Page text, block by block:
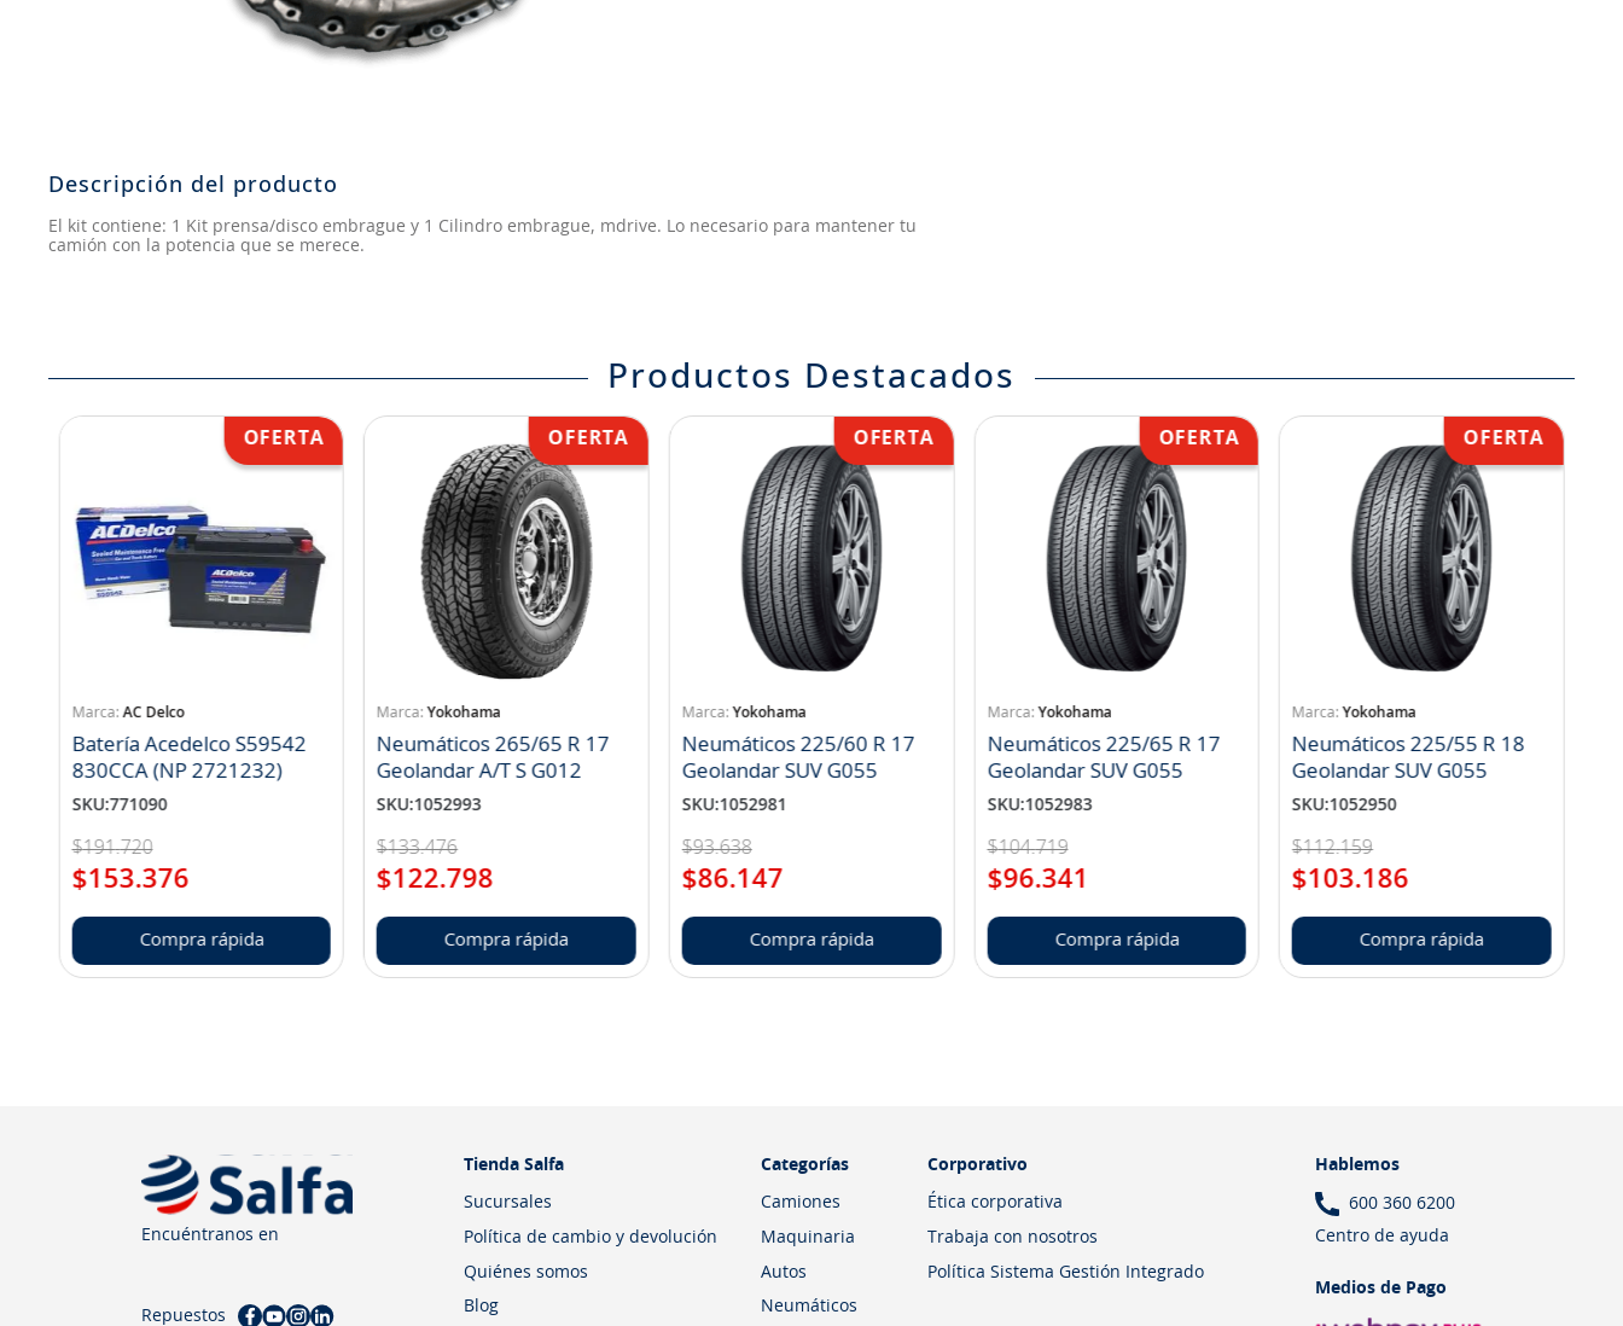
Descripción del producto
El kit contiene: 1 Kit prensa/disco embrague y 1 Cilindro embrague, mdrive. Lo necesario para mantener tu
camión con la potencia que se merece.
Productos Destacados
AC Delco
Batería Acedelco S59542
830CCA (NP 2721232)
SKU:771090
$191.720
$153.376
Compra rápida
Yokohama
Neumáticos 265/65 R 17
Geolandar A/T S G012
SKU:1052993
$133.476
$122.798
Compra rápida
Yokohama
Neumáticos 225/60 R 17
Geolandar SUV G055
SKU:1052981
$93.638
$86.147
Compra rápida
Yokohama
Neumáticos 225/65 R 17
Geolandar SUV G055
SKU:1052983
$104.719
$96.341
Compra rápida
Yokohama
Neumáticos 225/55 R 18
Geolandar SUV G055
SKU:1052950
$112.159
$103.186
Compra rápida
Encuéntranos en
Repuestos
Tienda Salfa
Sucursales
Política de cambio y devolución
Quiénes somos
Blog
Categorías
Camiones
Maquinaria
Autos
Neumáticos
Corporativo
Ética corporativa
Trabaja con nosotros
Política Sistema Gestión Integrado
Hablemos
600 360 6200
Centro de ayuda
Medios de Pago